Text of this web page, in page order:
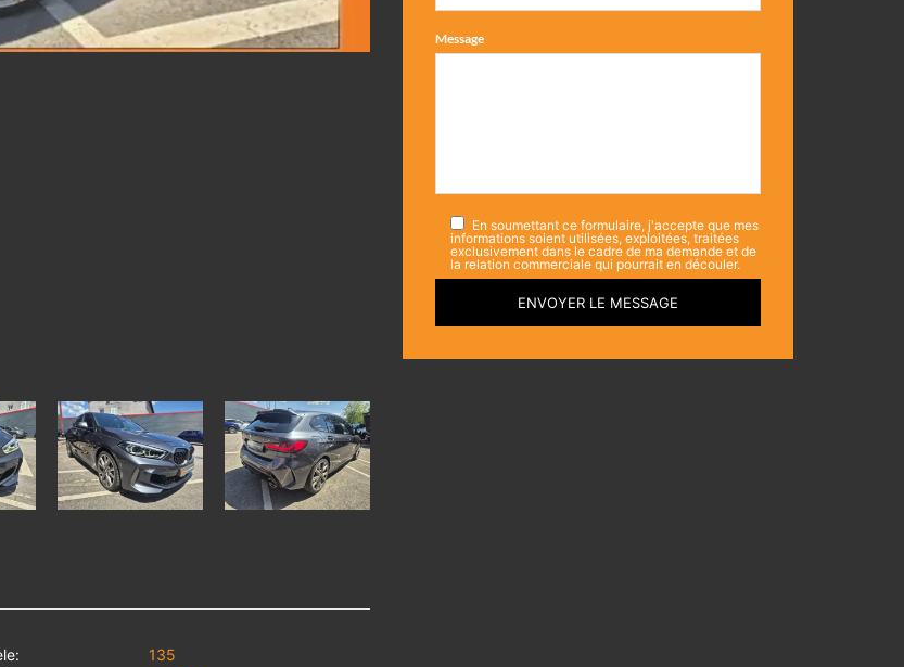
135
Message
En soumettant ce formulaire, j'accepte que mes
informations soient utilisées, exploitées, traitées
exclusivement dans le cadre de ma demande et de
la relation commerciale qui pourrait en découler.
ENVOYER LE MESSAGE